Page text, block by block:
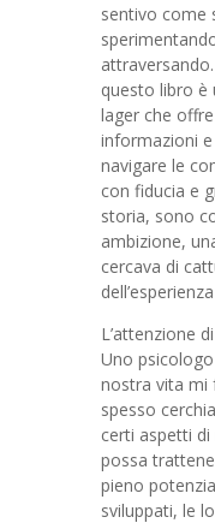
sentivo come
questo libro è
lager che
informazioni
navigare le
con fiducia e
storia, sono
ambizione,
cercava di
L’attenzione
Uno
nostra vita mi
spesso
certi aspetti
possa
pieno
sviluppati, le